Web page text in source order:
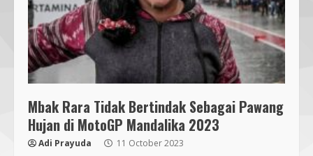
Mbak Rara Tidak Bertindak Sebagai Pawang
Hujan di MotoGP Mandalika 2023
Adi Prayuda 11 October 2023